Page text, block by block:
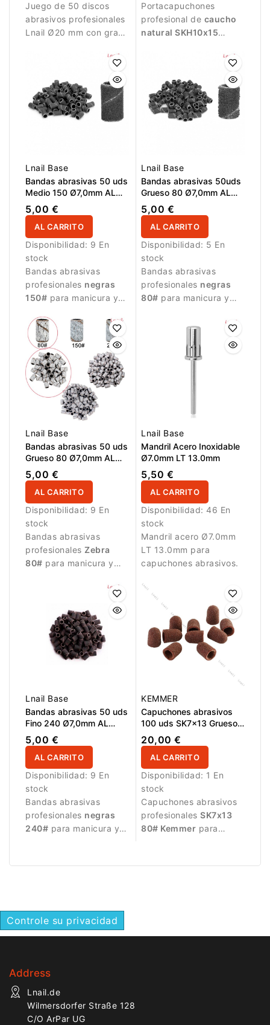
Juego de 50 discos
abrasivos profesionales
Lnail Ø20 mm con grano
Portacapuchones
profesional de caucho
natural SKH10x15
y cuidado de los pies.
Diseñado para un uso
seguro con capuchones
abrasivos compatibles,
ofreciendo estabilidad,
control y soporte fiable
Lnail Base
Bandas abrasivas 50 uds
Medio 150 Ø7,0mm AL
13,0mm Negro
5,00 €
AL CARRITO
Disponibilidad: 9 En
stock
Bandas abrasivas
profesionales negras
150# para manicura y
para preparación,
modelado y alisado
controlado de
superficies. Diámetro
Ø7,0mm, longitud de
trabajo13,0mm,
paquete de50
unidades. Aptas para
mandriles compatibles.
Lnail Base
Bandas abrasivas 50uds
Grueso 80 Ø7,0mm AL
13,0mm Negro
5,00 €
AL CARRITO
Disponibilidad: 5 En
stock
Bandas abrasivas
profesionales negras
80# para manicura y
para una reducción
eficaz de material,
modelado y tratamiento
de zonas ásperas.
. Aptas para
usar con mandriles
compatibles.
Lnail Base
Bandas abrasivas 50 uds
Grueso 80 Ø7,0mm AL
13,0mm Zebra
5,00 €
AL CARRITO
Disponibilidad: 9 En
stock
Bandas abrasivas
profesionales Zebra
80# para manicura y
modelado y tratamiento
de zonas ásperas.
DiámetroØ7,0mm,
longitud de trabajo
mandriles compatibles.
Lnail Base
Mandril Acero Inoxidable
Ø7.0mm LT 13.0mm
5,50 €
AL CARRITO
Disponibilidad: 46 En
stock
Mandril acero Ø7.0mm
LT 13.0mm para
capuchones abrasivos.
Lnail Base
Bandas abrasivas 50 uds
Fino 240 Ø7,0mm AL
13,0mm Negro
5,00 €
AL CARRITO
Disponibilidad: 9 En
stock
Bandas abrasivas
profesionales negras
240# para manicura y
acabado delicado.
unidades . Aptas para
usar con mandriles
KEMMER
Capuchones abrasivos
100 uds SK7x13 Grueso
80 Kemmer
20,00 €
AL CARRITO
Disponibilidad: 1 En
stock
Capuchones abrasivos
profesionales SK7x13
80# Kemmer para
el tratamiento eficaz de
para un uso profesional
Controle su privacidad
Address
Lnail.de
Wilmersdorfer Straße 128
C/O ArPar UG